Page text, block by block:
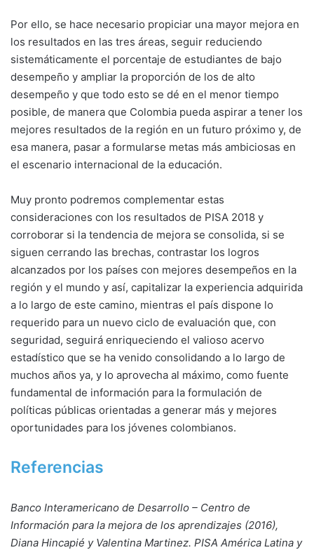
Por ello, se hace necesario propiciar una mayor mejora en
los resultados en las tres áreas, seguir reduciendo
sistemáticamente el porcentaje de estudiantes de bajo
desempeño y ampliar la proporción de los de alto
desempeño y que todo esto se dé en el menor tiempo
posible, de manera que Colombia pueda aspirar a tener los
mejores resultados de la región en un futuro próximo y, de
esa manera, pasar a formularse metas más ambiciosas en
el escenario internacional de la educación.
Muy pronto podremos complementar estas
consideraciones con los resultados de PISA 2018 y
corroborar si la tendencia de mejora se consolida, si se
siguen cerrando las brechas, contrastar los logros
alcanzados por los países con mejores desempeños en la
región y el mundo y así, capitalizar la experiencia adquirida
a lo largo de este camino, mientras el país dispone lo
requerido para un nuevo ciclo de evaluación que, con
seguridad, seguirá enriqueciendo el valioso acervo
estadístico que se ha venido consolidando a lo largo de
muchos años ya, y lo aprovecha al máximo, como fuente
fundamental de información para la formulación de
políticas públicas orientadas a generar más y mejores
oportunidades para los jóvenes colombianos.
Referencias
Banco Interamericano de Desarrollo – Centro de
Información para la mejora de los aprendizajes (2016),
Diana Hincapié y Valentina Martinez. PISA América Latina y